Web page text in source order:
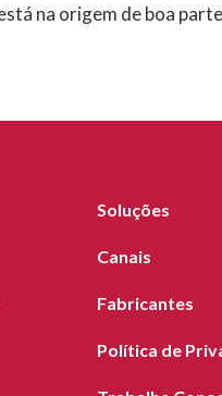
na origem de boa
Soluções
Canais
Fabricantes
Política de